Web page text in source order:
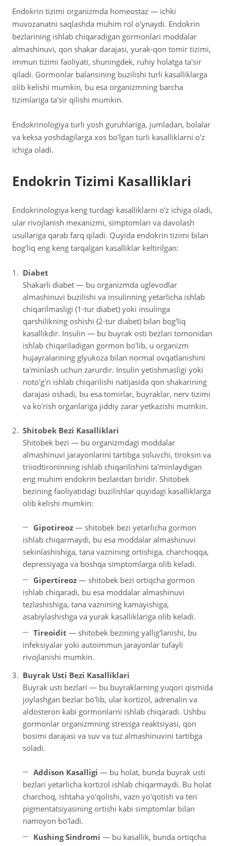
Endokrin tizimi organizmda homeostaz — ichki
muvozanatni saqlashda muhim rol o'ynaydi. Endokrin
bezlarining ishlab chiqaradigan gormonlari moddalar
almashinuvi, qon shakar darajasi, yurak-qon tomir tizimi,
immun tizimi faoliyati, shuningdek, ruhiy holatga ta'sir
qiladi. Gormonlar balansining buzilishi turli kasalliklarga
olib kelishi mumkin, bu esa organizmning barcha
tizimlariga ta'sir qilishi mumkin.
Endokrinologiya turli yosh guruhlariga, jumladan, bolalar
va keksa yoshdagilarga xos bo'lgan turli kasalliklarni o'z
ichiga oladi.
Endokrin Tizimi Kasalliklari
Endokrinologiya keng turdagi kasalliklarni o'z ichiga oladi,
ular rivojlanish mexanizmi, simptomlari va davolash
usullariga qarab farq qiladi. Quyida endokrin tizimi bilan
bog'liq eng keng tarqalgan kasalliklar keltirilgan:
Diabet
Shakarli diabet — bu organizmda uglevodlar
almashinuvi buzilishi va insulinning yetarlicha ishlab
chiqarilmasligi (1-tur diabet) yoki insulinga
qarshilikning oshishi (2-tur diabet) bilan bog'liq
kasallikdir. Insulin — bu buyrak osti bezlari tomonidan
ishlab chiqariladigan gormon bo'lib, u organizm
hujayralarining glyukoza bilan normal ovqatlanishini
ta'minlash uchun zarurdir. Insulin yetishmasligi yoki
noto'g'ri ishlab chiqarilishi natijasida qon shakarining
darajasi oshadi, bu esa tomirlar, buyraklar, nerv tizimi
va ko'rish organlariga jiddiy zarar yetkazishi mumkin.
Shitobek Bezi Kasalliklari
Shitobek bezi — bu organizmdagi moddalar
almashinuvi jarayonlarini tartibga soluvchi, tiroksin va
triiodtironinning ishlab chiqarilishini ta'minlaydigan
eng muhim endokrin bezlardan biridir. Shitobek
bezining faoliyatidagi buzilishlar quyidagi kasalliklarga
olib kelishi mumkin:
Gipotireoz — shitobek bezi yetarlicha gormon
ishlab chiqarmaydi, bu esa moddalar almashinuvi
sekinlashishiga, tana vaznining ortishiga, charchoqqa,
depressiyaga va boshqa simptomlarga olib keladi.
Gipertireoz — shitobek bezi ortiqcha gormon
ishlab chiqaradi, bu esa moddalar almashinuvi
tezlashishiga, tana vaznining kamayishiga,
asabiylashishga va yurak kasalliklariga olib keladi.
Tireoidit — shitobek bezining yallig'lanishi, bu
infeksiyalar yoki autoimmun jarayonlar tufayli
rivojlanishi mumkin.
Buyrak Usti Bezi Kasalliklari
Buyrak usti bezlari — bu buyraklarning yuqori qismida
joylashgan bezlar bo'lib, ular kortizol, adrenalin va
aldosteron kabi gormonlarni ishlab chiqaradi. Ushbu
gormonlar organizmning stressga reaktsiyasi, qon
bosimi darajasi va suv va tuz almashinuvini tartibga
soladi.
Addison Kasalligi — bu holat, bunda buyrak usti
bezlari yetarlicha kortizol ishlab chiqarmaydi. Bu holat
charchoq, ishtaha yo'qolishi, vazn yo'qotish va teri
pigmentatsiyasining ortishi kabi simptomlar bilan
namoyon bo'ladi.
Kushing Sindromi — bu kasallik, bunda ortiqcha